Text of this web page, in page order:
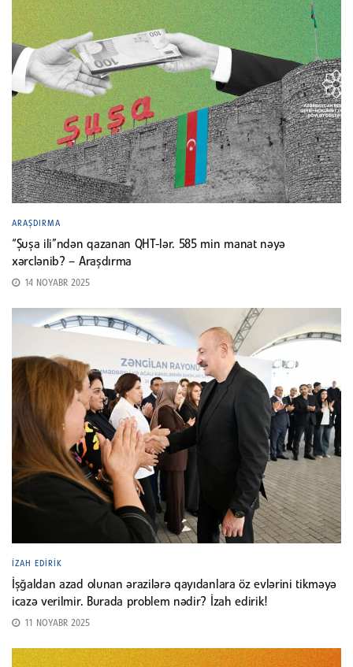
ARAŞDIRMA
“Şuşa ili”ndən qazanan QHT-lər. 585 min manat nəyə
xərclənib? – Araşdırma
14 NOYABR 2025
İZAH EDIRIK
İşğaldan azad olunan ərazilərə qayıdanlara öz evlərini tikməyə
icazə verilmir. Burada problem nədir? İzah edirik!
11 NOYABR 2025